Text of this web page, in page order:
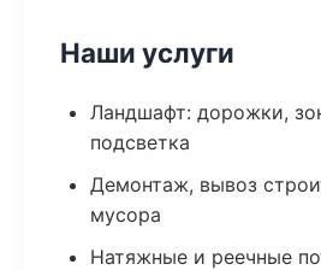
Наши услуги
Ландшафт: дорожки,
подсветка
Демонтаж, вывоз
мусора
Натяжные и реечные